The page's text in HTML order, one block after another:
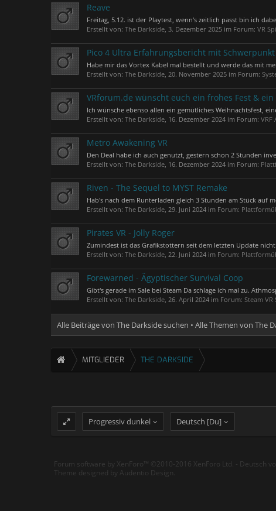
Reave
Freitag, 5.12. ist der Playtest, wenn's zeitlich passt bin ich
Erstellt von: The Darkside, 3. Dezember 2025 im Forum: VR
Pico 4 Ultra Erfahrungsbericht mit Schwerpunkt
Habe mir das Vortex Kabel mal bestellt und werde das mit
Erstellt von: The Darkside, 20. November 2025 im Forum:
VRforum.de wünscht euch ein frohes Fest &
Ich wünsche ebenso allen ein gemütliches Weihnachtsfest,
Erstellt von: The Darkside, 16. Dezember 2024 im Forum: VRF
Metro Awakening VR
Den Deal habe ich auch genutzt, gestern schon 2 Stunden
Erstellt von: The Darkside, 16. Dezember 2024 im Forum:
Riven - The Sequel to MYST Remake
Hab's nach dem Runterladen gleich 3 Stunden am Stück auf
Erstellt von: The Darkside, 29. Juni 2024 im Forum:
Pirates VR - Jolly Roger
Zumindest ist das Grafikstottern seit dem letzten Update
Erstellt von: The Darkside, 22. Juni 2024 im Forum:
Forewarned - Ägyptischer Survival Coop
Gibt's gerade im Sale bei Steam Da schlage ich mal zu.
Erstellt von: The Darkside, 26. April 2024 im Forum: Steam VR
Alle Beiträge von The Darkside suchen Alle Themen von The
MITGLIEDER THE DARKSIDE
Progressiv dunkel Deutsch [Du]
Forum software by XenForo™ ©2010-2016 XenForo Ltd. - Deutsch
Theme designed by Audentio Design.